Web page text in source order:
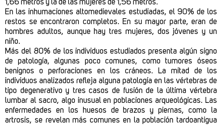
1,66 metros y la de las mujeres de 1,56 metros.
En las inhumaciones altomedievales estudiadas, el 90% de los
restos se encontraron completos. En su mayor parte, eran de
hombres adultos, aunque hay tres mujeres, dos jóvenes y un
niño.
Más del 80% de los individuos estudiados presenta algún signo
de patología, algunas poco comunes, como tumores óseos
benignos o perforaciones en los cráneos. La mitad de los
individuos analizados refleja alguna patología en las vértebras de
tipo degenerativo y tres casos de fusión de la última vértebra
lumbar al sacro, algo inusual en poblaciones arqueológicas. Las
enfermedades en los huesos de brazos y piernas, como la
artrosis, se revelan más comunes en la población tardoantigua